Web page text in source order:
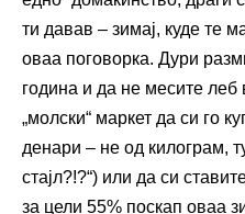
ти давав – зимај, куде те
оваа поговорка. Дури
година и да не месите леб
„молски“ маркет да си го
денари – не од килограм,
стајл?!?“) или да си
за цели 55% поскап оваа